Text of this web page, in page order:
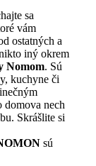
sa
vám
ostatných a
iný okrem
Nomom. Sú
kuchyne či
nech
Skrášlite si
sú